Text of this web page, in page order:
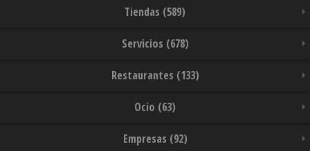
Tiendas (589)
Servicios (678)
Restaurantes (133)
Ocio (63)
Empresas (92)